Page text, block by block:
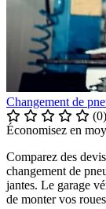
Changement de
(0)
Économisez en
Comparez des
changement de
jantes. Le garage
de monter vos